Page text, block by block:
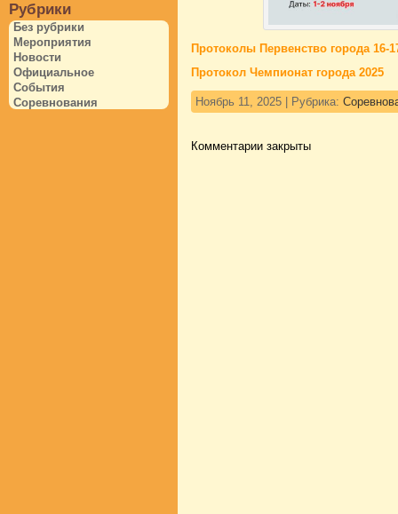
Рубрики
Без рубрики
Мероприятия
Новости
Официальное
События
Соревнования
Протоколы Первенство города 16-
Протокол Чемпионат города2025
Ноябрь 11, 2025 | Рубрика:
Комментарии закрыты